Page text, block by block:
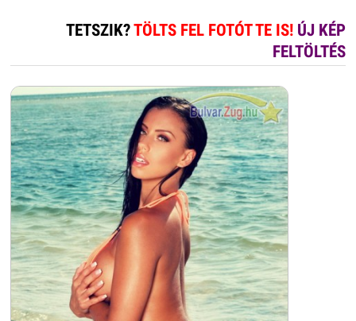
TETSZIK?TÖLTS FEL FOTÓT TE IS! ÚJ KÉP
FELTÖLTÉS